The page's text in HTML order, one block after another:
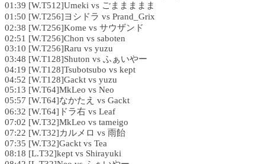
01:39 [W.T512]Umeki vs ごままままま
01:50 [W.T256]ヨシドラ vs Prand_Grix
02:38 [W.T256]Kome vs サウザンド
02:51 [W.T256]Chon vs saboten
03:10 [W.T256]Raru vs yuzu
03:48 [W.T128]Shuton vs ふぁいやー
04:19 [W.T128]Tsubotsubo vs kept
04:52 [W.T128]Gackt vs yuzu
05:13 [W.T64]MkLeo vs Neo
05:57 [W.T64]なかたえ vs Gackt
06:32 [W.T64]ドラ右 vs Leaf
07:02 [W.T32]MkLeo vs tameigo
07:22 [W.T32]カルメロ vs 雨飴
07:35 [W.T32]Gackt vs Tea
08:18 [L.T32]kept vs Shirayuki